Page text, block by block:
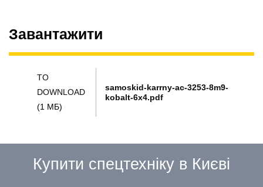
Завантажити
TO
DOWNLOAD
(1 МБ)
samoskid-karrny-ac-3253-8m9-
kobalt-6x4.pdf
Купити спецтехніку в Києві